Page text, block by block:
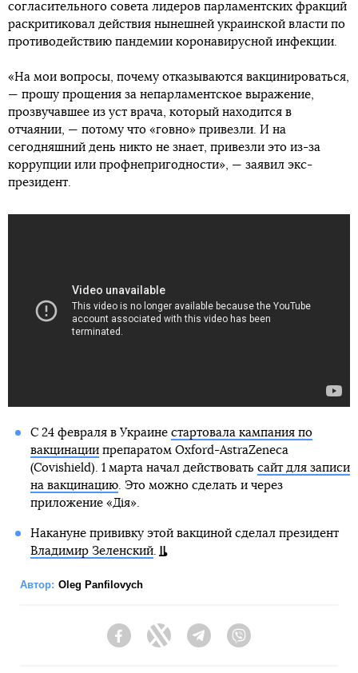
согласительного совета лидеров парламентских фракций
раскритиковал действия нынешней украинской власти по
противодействию пандемии коронавирусной инфекции.
«На мои вопросы, почему отказываются вакцинироваться,
— прошу прощения за непарламентское выражение,
прозвучавшее из уст врача, который находится в
отчаянии, — потому что «говно» привезли. И на
сегодняшний день никто не знает, привезли это из-за
коррупции или профнепригодности», — заявил экс-
президент.
С 24 февраля в Украине стартовала кампания по
вакцинациипрепаратом Oxford-AstraZeneca
(Covishield). 1 марта начал действовать сайт для записи
на вакцинацию. Это можно сделать и через
приложение «Дія».
Накануне прививку этой вакциной сделал президент
Владимир Зеленский.
Автор: Oleg Panfilovych
FacebookTwitter Telegram